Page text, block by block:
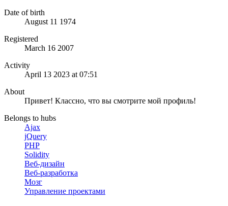
Date of birth
August 11 1974
Registered
March 16 2007
Activity
April 13 2023 at 07:51
About
Привет! Классно, что вы смотрите мой профиль!
Belongs to hubs
Ajax
jQuery
PHP
Solidity
Веб-дизайн
Веб-разработка
Мозг
Управление проектами